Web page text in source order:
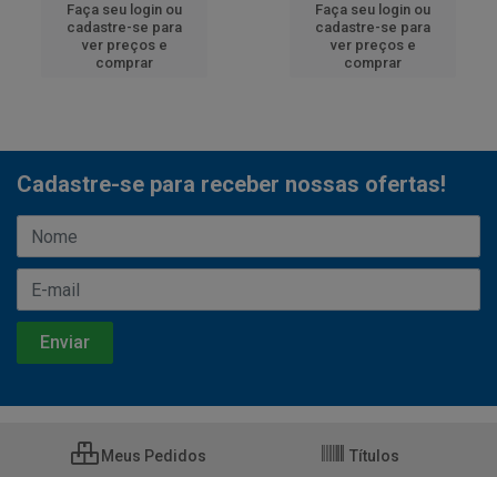
Faça seu login ou
cadastre-se para
ver preços e
comprar
Faça seu login ou
cadastre-se para
ver preços e
comprar
Cadastre-se para receber nossas ofertas!
Meus Pedidos Títulos